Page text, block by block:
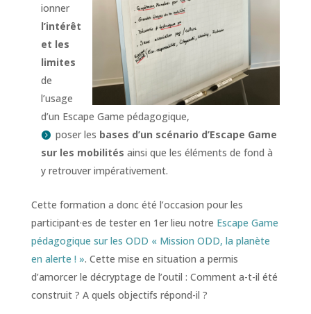
ionner
l’intérêt
et les
limites
de
l’usage
d’un Escape Game pédagogique,
poser les bases d’un scénario d’Escape Game
sur les mobilités ainsi que les éléments de fond à
y retrouver impérativement.
Cette formation a donc été l’occasion pour les
participant·es de tester en 1er lieu notre Escape Game
pédagogique sur les ODD « Mission ODD, la planète
en alerte ! ». Cette mise en situation a permis
d’amorcer le décryptage de l’outil : Comment a-t-il été
construit ? A quels objectifs répond-il ?